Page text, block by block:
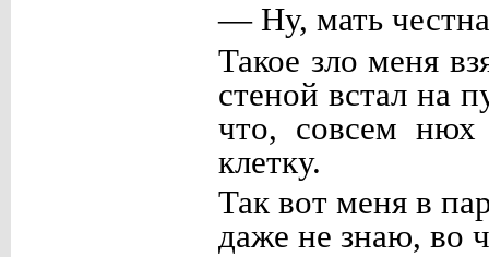
— Ну, мать
Такое зло меня
стеной встал на
что, совсем нюх
клетку.
Так вот меня в
даже не знаю, во